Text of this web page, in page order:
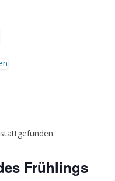
Zum
springen
Frühlings